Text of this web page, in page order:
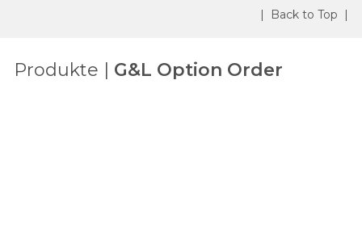
| Back to Top |
Produkte | G&L Option Order